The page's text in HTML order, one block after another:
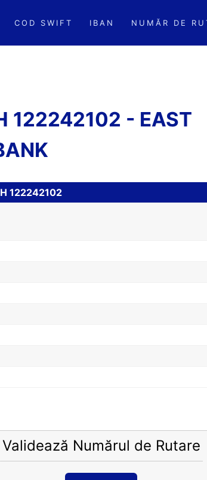
COD SWIFT IBAN NUMĂR DE
122242102 - EAST
122242102
Validează Numărul de Rutare